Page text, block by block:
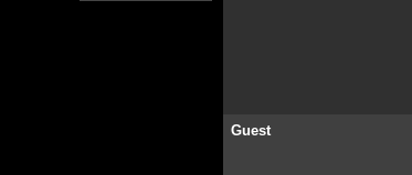
Guest